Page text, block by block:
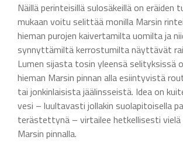
Näillä perinteisillä sulosäkeillä on eräiden
mukaan voitu selittää monilla Marsin
hieman purojen kaivertamilta uomilta ja
synnyttämiltä kerrostumilta näyttävät
Lumen sijasta tosin yleensä selityksissä
hieman Marsin pinnan alla esiintyvistä
tai jonkinlaisista jäälinsseistä. Idea on
vesi – luultavasti jollakin suolapitoisella
terästettynä – virtailee hetkellisesti vielä
Marsin pinnalla.